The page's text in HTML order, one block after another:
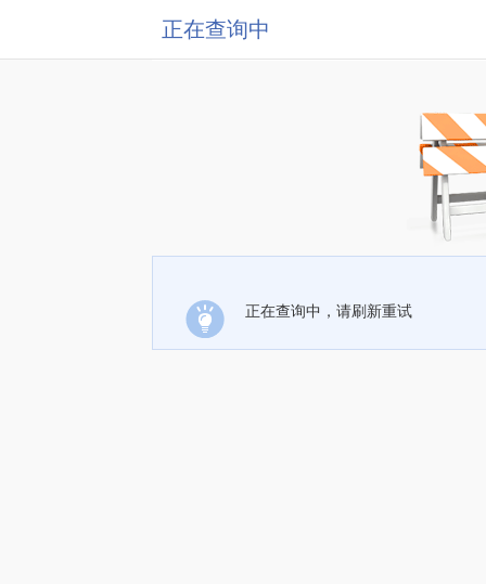
正在查询中
正在查询中，请刷新重试